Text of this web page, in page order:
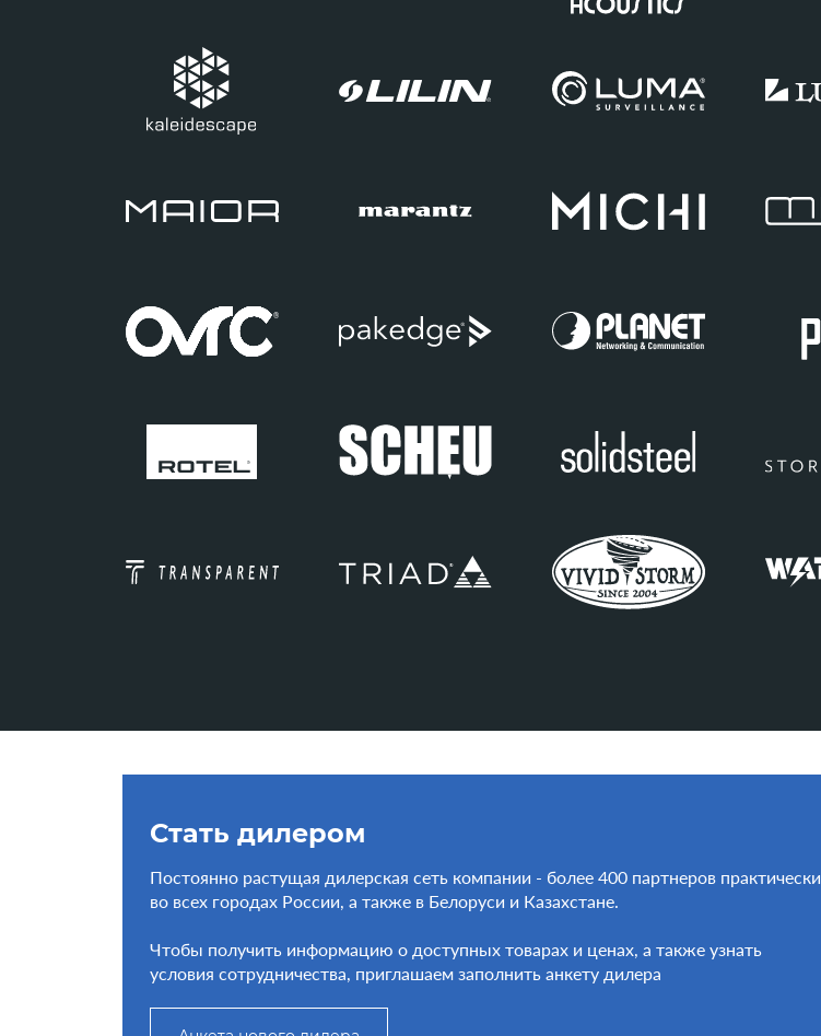
Стать дилером
Постоянно растущая дилерская сеть компании - более 400 партнеров практически
во всех городах России, а также в Белоруси и Казахстане.
Чтобы получить информацию о доступных товарах и ценах, а также узнать
условия сотрудничества, приглашаем заполнить анкету дилера